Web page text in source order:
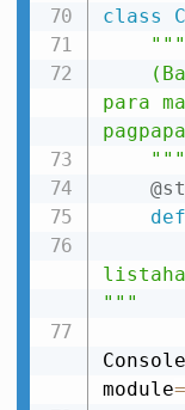
class
"""
para
    """
def
"""
Console
module=